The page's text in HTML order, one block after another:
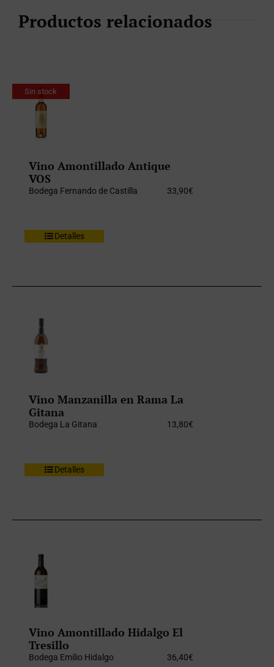
Productos relacionados
Sin stock
Vino Amontillado Antique
VOS
Bodega Fernando de Castilla 33,90€
Detalles
Vino Manzanilla en Rama La
Gitana
Bodega La Gitana 13,80€
Detalles
Vino Amontillado Hidalgo El
Tresillo
Bodega Emilio Hidalgo 36,40€